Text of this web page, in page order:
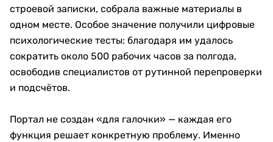
строевой записки, собрала важные материалы в
одном месте. Особое значение получили цифровые
психологические тесты: благодаря им удалось
сократить около 500 рабочих часов за полгода,
освободив специалистов от рутинной перепроверки
и подсчётов.
Портал не создан «для галочки» — каждая его
функция решает конкретную проблему. Именно